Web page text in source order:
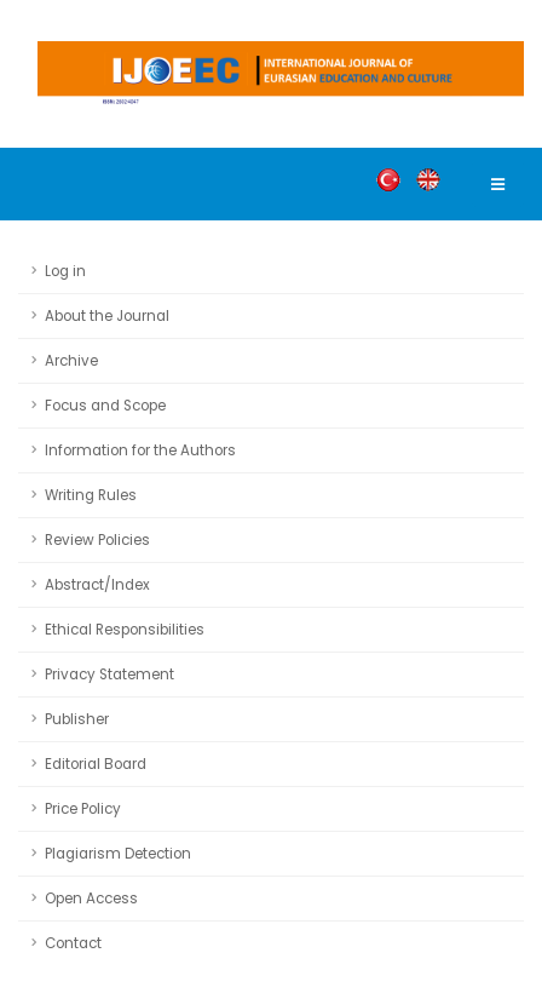
Log in
About the Journal
Archive
Focus and Scope
Information for the Authors
Writing Rules
Review Policies
Abstract/Index
Ethical Responsibilities
Privacy Statement
Publisher
Editorial Board
Price Policy
Plagiarism Detection
Open Access
Contact